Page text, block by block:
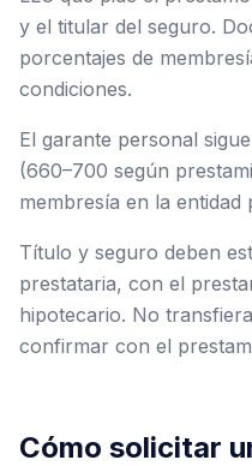
y el titular del seguro.
porcentajes de
condiciones.
El garante personal
(660–700 según
membresía en la entidad
Título y seguro deben
prestataria, con el
hipotecario. No
confirmar con el
Cómo solicitar